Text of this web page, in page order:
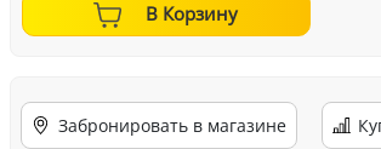
В Корзину
Забронировать в магазине